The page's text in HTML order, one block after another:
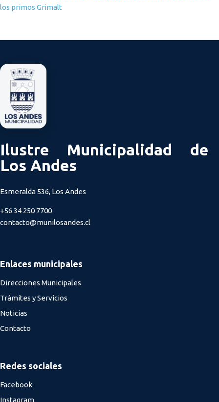
los primos Grimalt
Ilustre Municipalidad de
Los Andes
Esmeralda 536, Los Andes
+56 34 250 7700
contacto@munilosandes.cl
Enlaces municipales
Direcciones Municipales
Trámites y Servicios
Noticias
Contacto
Redes sociales
Facebook
Instagram